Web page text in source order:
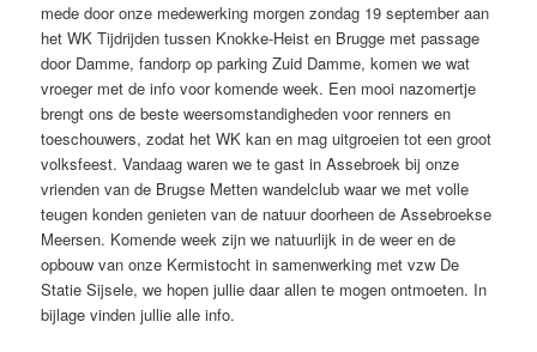
mede door onze medewerking morgen zondag 19 september aan
het WK Tijdrijden tussen Knokke-Heist en Brugge met passage
door Damme, fandorp op parking Zuid Damme, komen we wat
vroeger met de info voor komende week. Een mooi nazomertje
brengt ons de beste weersomstandigheden voor renners en
toeschouwers, zodat het WK kan en mag uitgroeien tot een groot
volksfeest. Vandaag waren we te gast in Assebroek bij onze
vrienden van de Brugse Metten wandelclub waar we met volle
teugen konden genieten van de natuur doorheen de Assebroekse
Meersen. Komende week zijn we natuurlijk in de weer en de
opbouw van onze Kermistocht in samenwerking met vzw De
Statie Sijsele, we hopen jullie daar allen te mogen ontmoeten. In
bijlage vinden jullie alle info.